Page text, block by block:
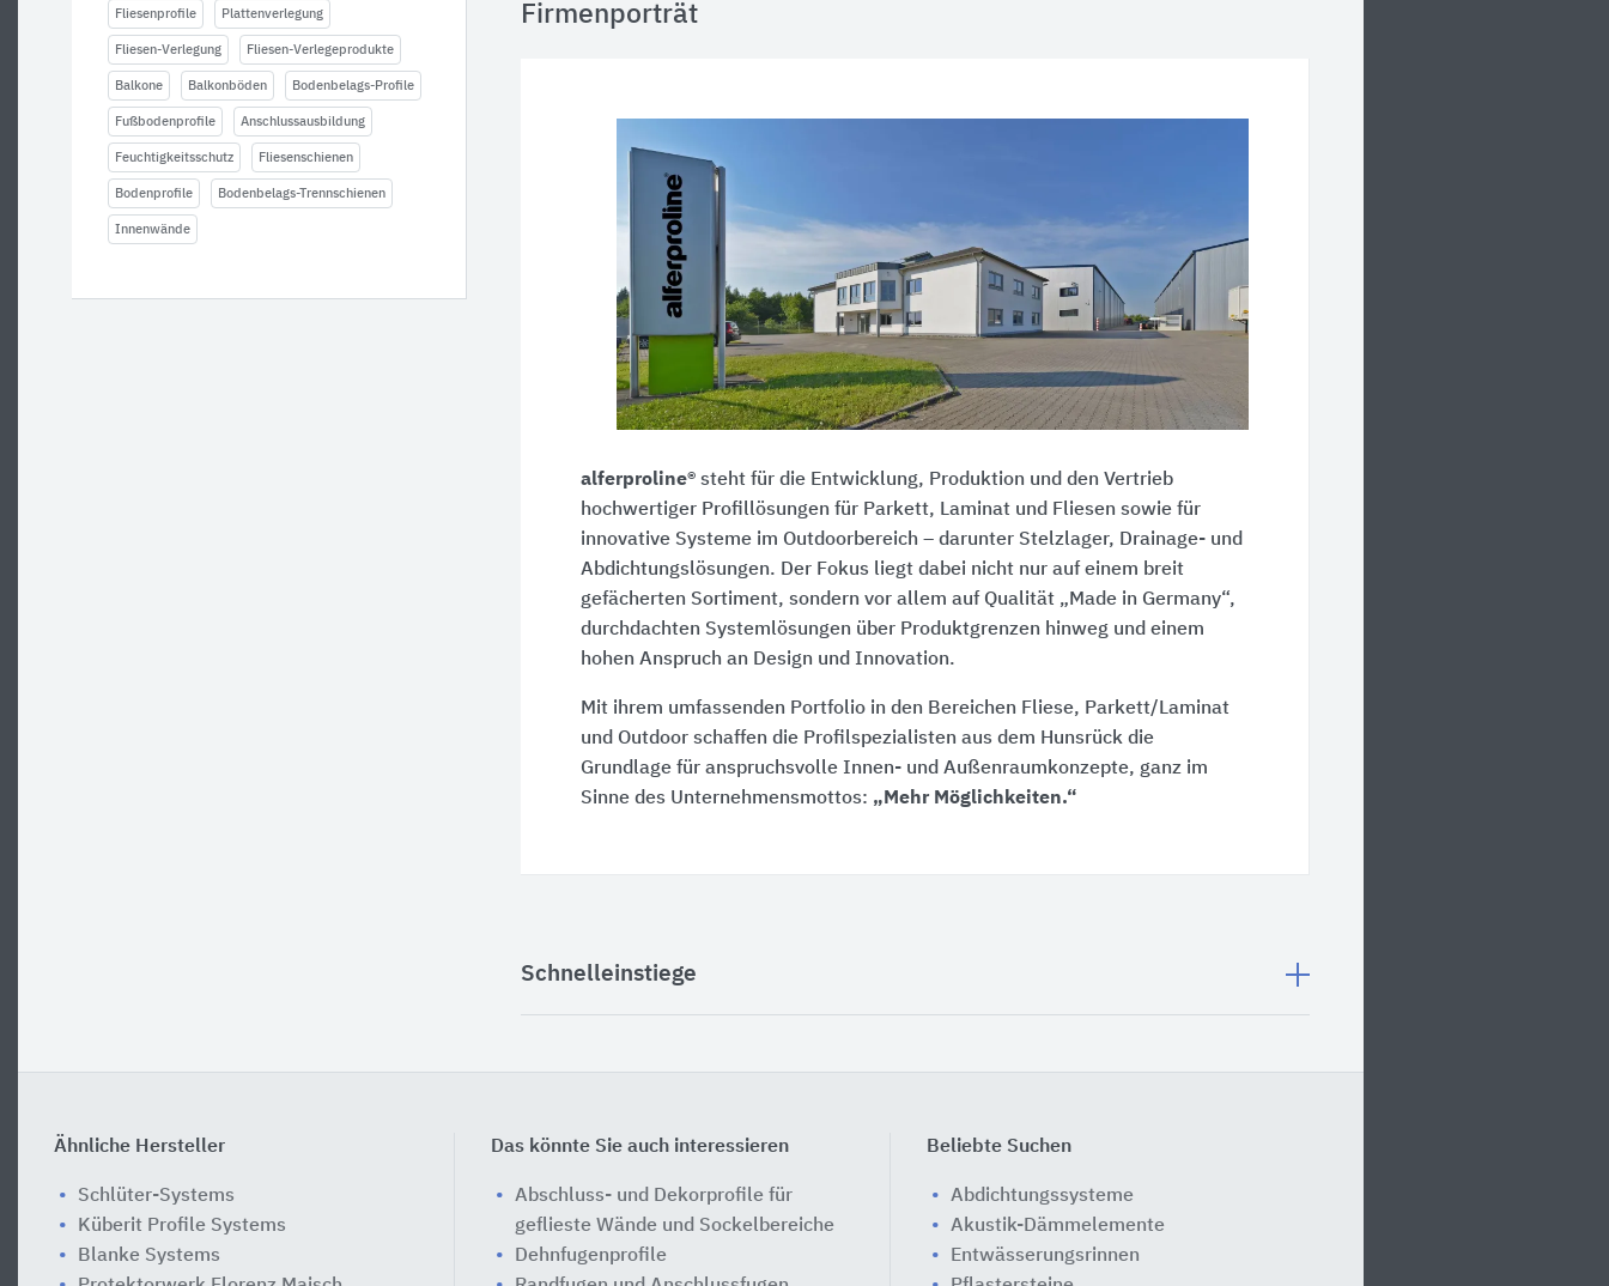
Fliesenprofile Plattenverlegung
Fliesen-Verlegung Fliesen-Verlegeprodukte
Balkone Balkonböden Bodenbelags-Profile
Fußbodenprofile Anschlussausbildung
Feuchtigkeitsschutz Fliesenschienen
Bodenprofile Bodenbelags-Trennschienen
Innenwände
Firmenporträt
alferproline® steht für die Entwicklung, Produktion und den Vertrieb
hochwertiger Profil­lösungen für Parkett, Laminat und Fliesen sowie für
innovative Systeme im Outdoorbereich – darunter Stelzlager, Drainage- und
Abdichtungslösungen. Der Fokus liegt dabei nicht nur auf einem breit
gefächerten Sortiment, sondern vor allem auf Qualität „Made in Germany“,
durchdachten Systemlösungen über Produktgrenzen hinweg und einem
hohen Anspruch an Design und Innovation.
Mit ihrem umfassenden Portfolio in den Bereichen Fliese, Parkett/Laminat
und Outdoor schaffen die Profilspezialisten aus dem Hunsrück die
Grundlage für anspruchsvolle Innen- und Außenraumkonzepte, ganz im
Sinne des Unternehmensmottos: „Mehr Möglichkeiten.“
Schnelleinstiege
Ähnliche Hersteller
Schlüter-Systems
Küberit Profile Systems
Blanke Systems
Das könnte Sie auch interessieren
Abschluss- und Dekorprofile für
geflieste Wände und Sockelbereiche
Dehnfugenprofile
Beliebte Suchen
Abdichtungssysteme
Akustik-Dämmelemente
Entwässerungsrinnen